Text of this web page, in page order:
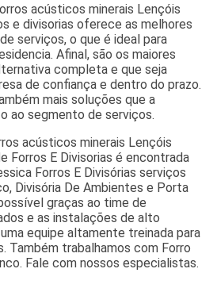
acústicos minerais Lençóis
e divisorias oferece as melhores
serviços, o que é ideal para
Afinal, são os maiores
completa e que seja
de confiança e dentro do prazo.
mais soluções que a
ao segmento de serviços.
acústicos minerais Lençóis
Forros E Divisorias é encontrada
Forros E Divisórias serviços
Divisória De Ambientes e Porta
graças ao time de
e as instalações de alto
equipe altamente treinada para
Também trabalhamos com Forro
Fale com nossos especialistas.